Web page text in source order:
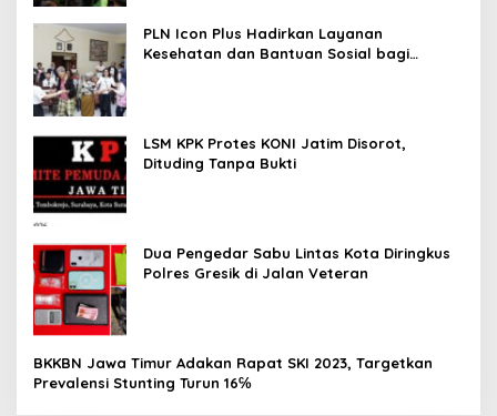
PLN Icon Plus Hadirkan Layanan
Kesehatan dan Bantuan Sosial bagi
LSM KPK Protes KONI Jatim Disorot,
Dituding Tanpa Bukti
Dua Pengedar Sabu Lintas Kota Diringkus
Polres Gresik di Jalan Veteran
BKKBN Jawa Timur Adakan Rapat SKI 2023, Targetkan
Prevalensi Stunting Turun 16℅